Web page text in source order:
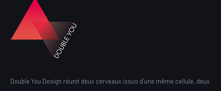
Double You Design réunit deux cerveaux issus d’une même cellule, deux